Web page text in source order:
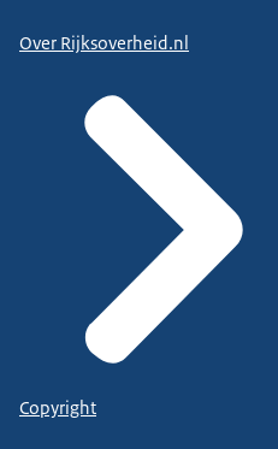
Over Rijksoverheid.nl
Copyright